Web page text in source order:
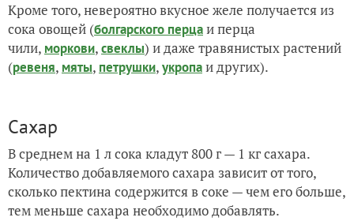
Кроме того, невероятно вкусное желе получается из
сока овощей (болгарского перцаи перца
чили, моркови,свеклы) и даже травянистых растений
(ревеня, мяты, петрушки,укропаи других).
Сахар
В среднем на 1 л сока кладут 800 г — 1 кг сахара.
Количество добавляемого сахара зависит от того,
сколько пектина содержится в соке — чем его больше,
тем меньше сахара необходимо добавлять.